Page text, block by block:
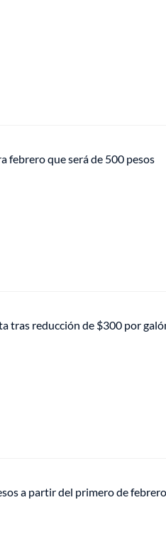
febrero que será de 500 pesos
tras reducción de $300 por
a partir del primero de febrero